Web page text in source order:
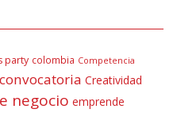
party colombia Competencia
convocatoria Creatividad
negocio emprende